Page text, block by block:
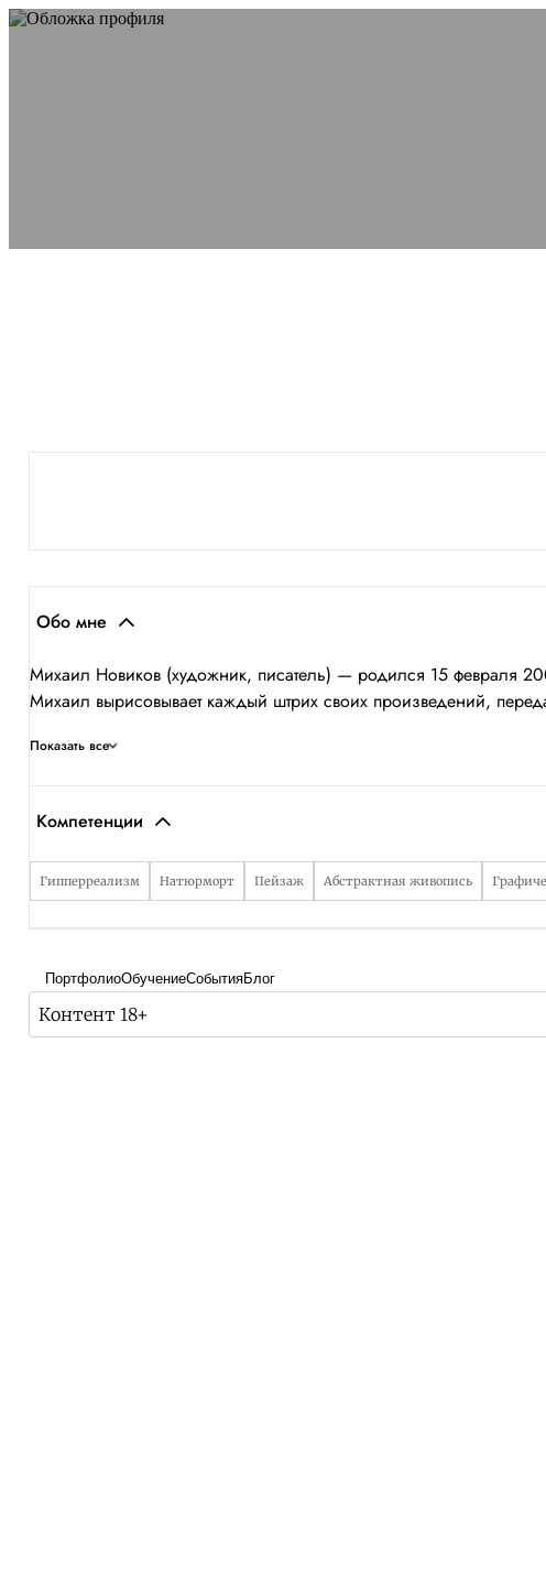
Обо мне
Михаил Новиков (художник, писатель) — родился 15 февраля
Михаил вырисовывает каждый штрих своих произведений,
Показать все
Компетенции
Гипперреализм Натюрморт Пейзаж Абстрактная живопись
ПортфолиоОбучениеСобытияБлог
Контент 18+